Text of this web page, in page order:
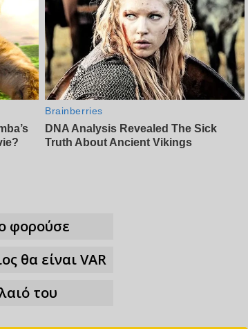
φορούσε
θα είναι VAR
του